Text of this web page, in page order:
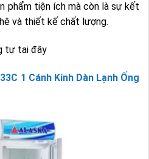
phẩm tiện ích mà còn là sự kết
và thiết kế chất lượng.
tự tại đây
1 Cánh Kính Dàn Lạnh Ống